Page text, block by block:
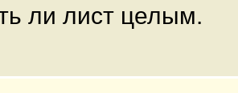
ли лист целым.